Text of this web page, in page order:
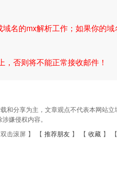
名的mx解析工作；如果你的
否则将不能正常接收邮件！
和分享为主，文章观点不代表本网站
嫌侵权内容。
双击滚屏 】 【 推荐朋友 】 【 收藏 】 【